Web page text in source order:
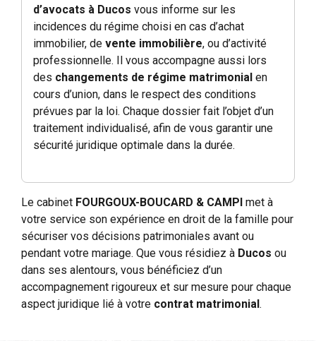
d’avocats à Ducos vous informe sur les
incidences du régime choisi en cas d’achat
immobilier, de vente immobilière, ou d’activité
professionnelle. Il vous accompagne aussi lors
des changements de régime matrimonialen
cours d’union, dans le respect des conditions
prévues par la loi. Chaque dossier fait l’objet d’un
traitement individualisé, afin de vous garantir une
sécurité juridique optimale dans la durée.
Le cabinet FOURGOUX-BOUCARD & CAMPImet à
votre service son expérience en droit de la famille pour
sécuriser vos décisions patrimoniales avant ou
pendant votre mariage. Que vous résidiez à Ducos ou
dans ses alentours, vous bénéficiez d’un
accompagnement rigoureux et sur mesure pour chaque
aspect juridique lié à votre contrat matrimonial.